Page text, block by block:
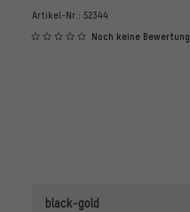
Artikel-Nr.: 52344
Noch keine Bewertung
black-gold